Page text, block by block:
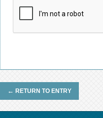
← RETURN TO ENTRY